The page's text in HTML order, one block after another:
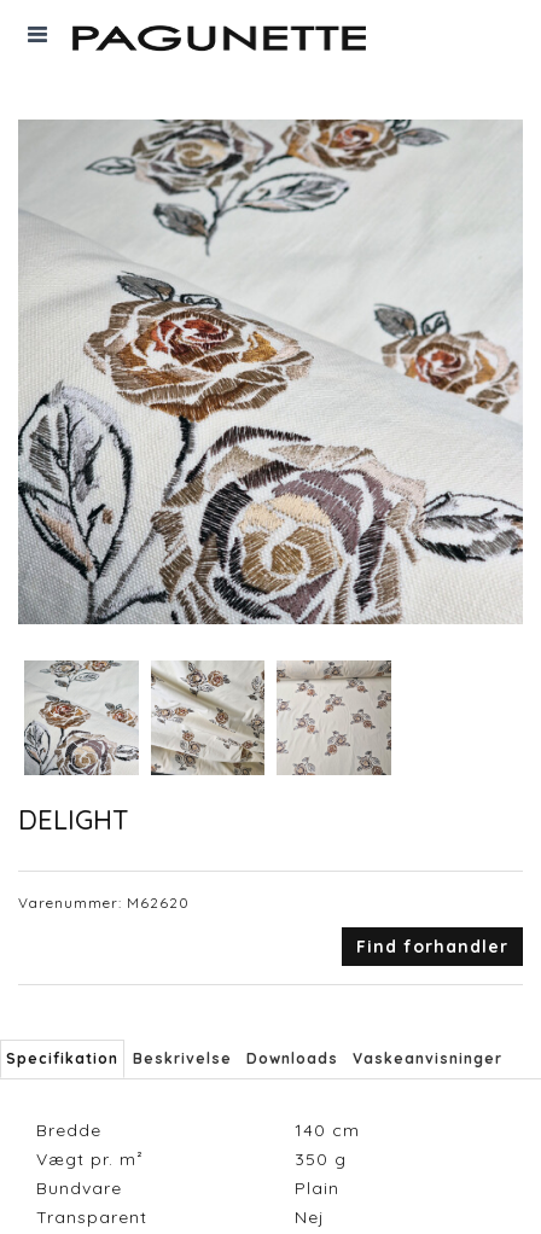
DELIGHT
Varenummer: M62620
Find forhandler
Specifikation Beskrivelse Downloads Vaskeanvisninger
Bredde 140 cm
Vægt pr. m²
350 g
Bundvare
Plain
Transparent
Nej